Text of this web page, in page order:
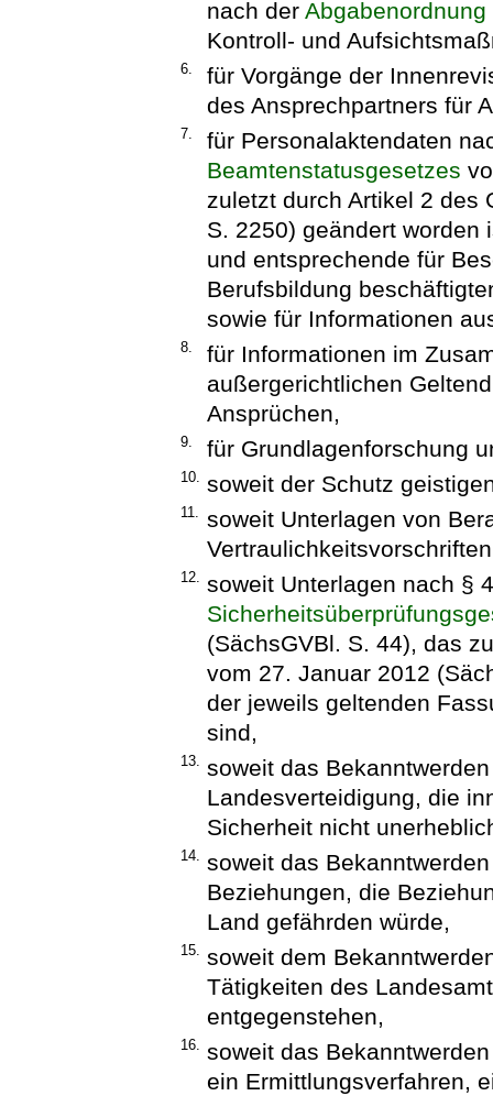
nach der Abgabenordnung
Kontroll- und
6.
für Vorgänge der
des Ansprechpartners für
7.
für Personalaktendaten
Beamtenstatusgesetzes
zuletzt durch Artikel 2 des
S. 2250) geändert worden
und entsprechende für
Berufsbildung
sowie für Informationen
8.
für Informationen im
außergerichtlichen
Ansprüchen,
9. für Grundlagenforschung
10. soweit der Schutz
11. soweit Unterlagen von
12. soweit Unterlagen nach §
(SächsGVBl. S. 44), das
vom 27. Januar 2012
der jeweils geltenden
sind,
13. soweit das
Landesverteidigung, die
Sicherheit nicht
14. soweit das
Beziehungen, die
Land gefährden würde,
15. soweit dem
Tätigkeiten des
entgegenstehen,
16. soweit das
ein Ermittlungsverfahren,